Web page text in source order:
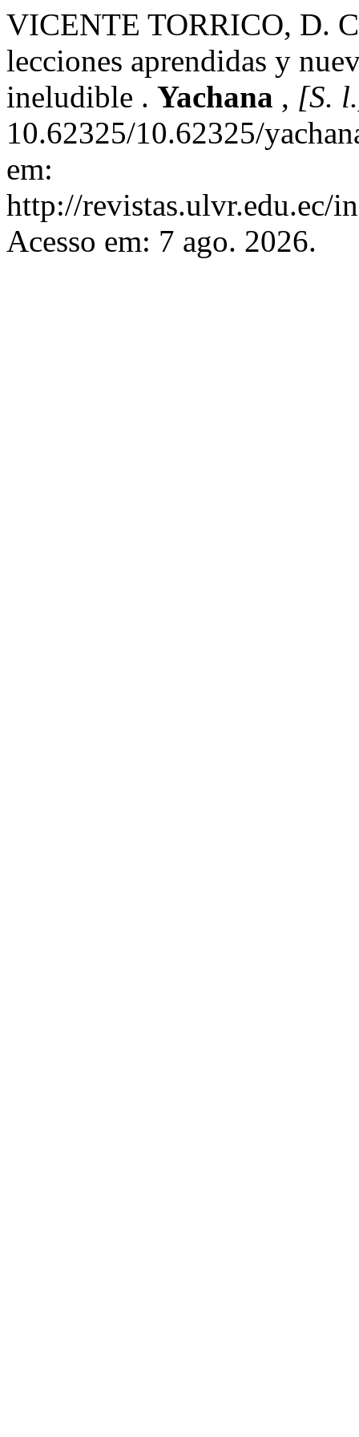
VICENTE TORRICO, D.
lecciones aprendidas y
ineludible . Yachana , [S.
10.62325/10.62325/
em:
http://revistas.ulvr.edu.ec/
Acesso em: 7 ago. 2026.